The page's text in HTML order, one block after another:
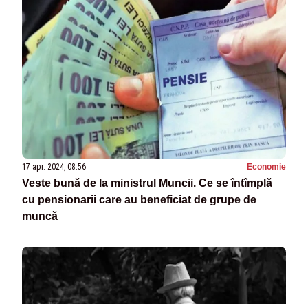
17 apr. 2024, 08:56 Economie
Veste bună de la ministrul Muncii. Ce se întîmplă
cu pensionarii care au beneficiat de grupe de
muncă